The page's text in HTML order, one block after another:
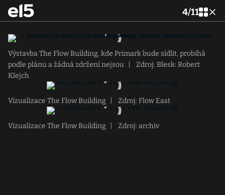
4/11
Výstavba The Flow Building, kde Primark bude sídlit, probíhá
podle plánu a žádná zdržení nejsou
Zdroj: Blesk: Robert
Klejch
Vizualizace The Flow Building Zdroj: Flow East
Vizualizace The Flow Building Zdroj: archiv